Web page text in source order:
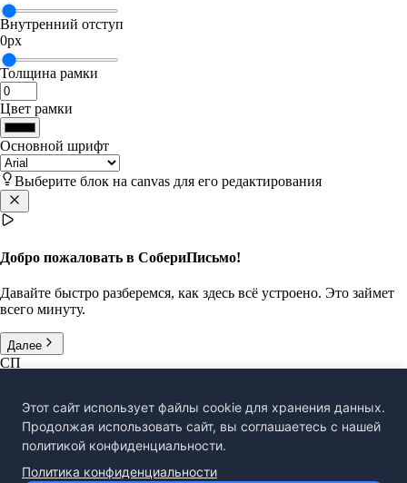
Внутренний отступ
0px
Толщина рамки
Цвет рамки
Основной шрифт
Выберите блок на canvas для его редактирования
Добро пожаловать в СобериПисьмо!
Давайте быстро разберемся, как здесь всё устроено. Это займет
всего минуту.
Далее
СП
Справка
Контакты
Этот сайт использует файлы cookie для хранения данных.
Продолжая использовать сайт, вы соглашаетесь с нашей
политикой конфиденциальности.
Политика конфиденциальности